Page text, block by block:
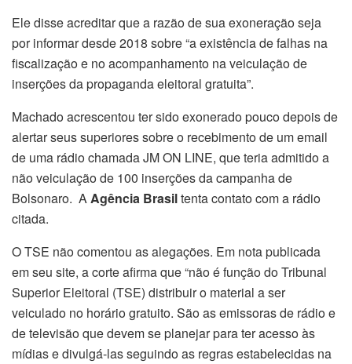
Ele disse acreditar que a razão de sua exoneração seja
por informar desde 2018 sobre “a existência de falhas na
fiscalização e no acompanhamento na veiculação de
inserções da propaganda eleitoral gratuita”.
Machado acrescentou ter sido exonerado pouco depois de
alertar seus superiores sobre o recebimento de um email
de uma rádio chamada JM ON LINE, que teria admitido a
não veiculação de 100 inserções da campanha de
Bolsonaro. AAgência Brasiltenta contato com a rádio
citada.
O TSE não comentou as alegações. Em nota publicada
em seu site, a corte afirma que “não é função do Tribunal
Superior Eleitoral (TSE) distribuir o material a ser
veiculado no horário gratuito. São as emissoras de rádio e
de televisão que devem se planejar para ter acesso às
mídias e divulgá-las seguindo as regras estabelecidas na